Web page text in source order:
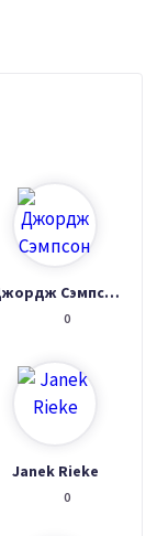
Джордж Сэмпсон
0
Janek Rieke
0